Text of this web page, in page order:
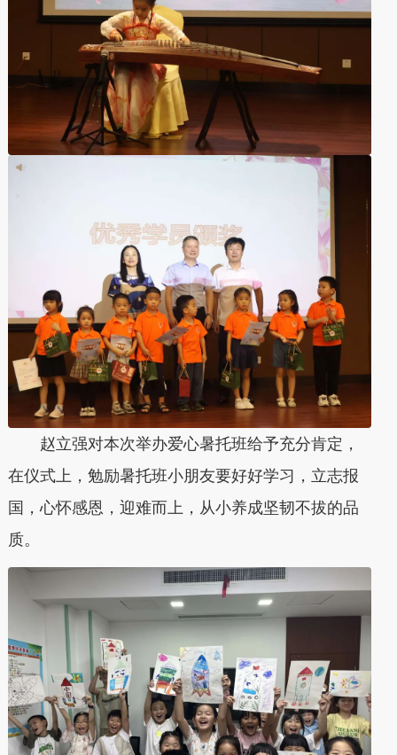
赵立强对本次举办爱心暑托班给予充分肯定，
在仪式上，勉励暑托班小朋友要好好学习，立志报
国，心怀感恩，迎难而上，从小养成坚韧不拔的品
质。